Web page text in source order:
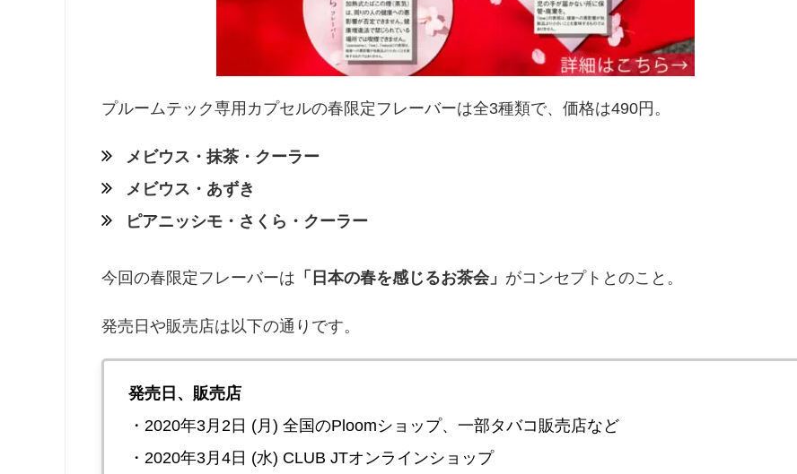
プルームテック専用カプセルの春限定フレーバーは全3種類で、価格は490円。
メビウス・抹茶・クーラー
メビウス・あずき
ピアニッシモ・さくら・クーラー
今回の春限定フレーバーは 「日本の春を感じるお茶会」 がコンセプトとのこと。
発売日や販売店は以下の通りです。
発売日、販売店
・2020年3月2日 (月) 全国のPloomショップ、一部タバコ販売店など
・2020年3月4日 (水) CLUB JTオンラインショップ